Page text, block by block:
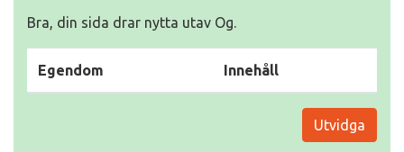
Bra, din sida drar nytta utav Og.
Egendom Innehåll
Utvidga